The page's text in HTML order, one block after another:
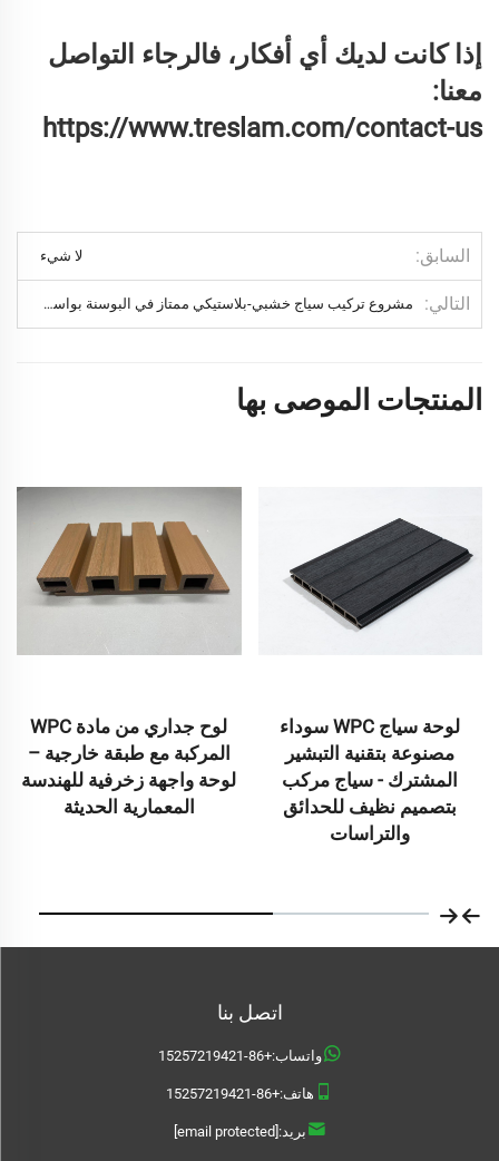
إذا كانت لديك أي أفكار، فالرجاء التواصل
معنا:
https://www.treslam.com/contact-us
السابق لا شيء
التالي مشروع تركيب سياج خشبي-بلاستيكي ممتاز في البوسنة بواسطة تريسلام
المنتجات الموصى بها
لوحة سياج WPC سوداء
مصنوعة بتقنية التبشير
المشترك - سياج مركب
بتصميم نظيف للحدائق
والتراسات
لوح جداري من مادة WPC
المركبة مع طبقة خارجية –
لوحة واجهة زخرفية للهندسة
المعمارية الحديثة
اتصل بنا
واتساب:+86-15257219421
هاتف:+86-15257219421
بريد: